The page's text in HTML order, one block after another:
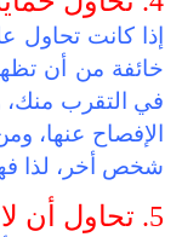
إذا كانت تحاول
خائفة من أن
في التقرب منك،
الإفصاح عنها،
شخص أخر، لذا
5. تحاول أن لا تشعرك بالقلق: